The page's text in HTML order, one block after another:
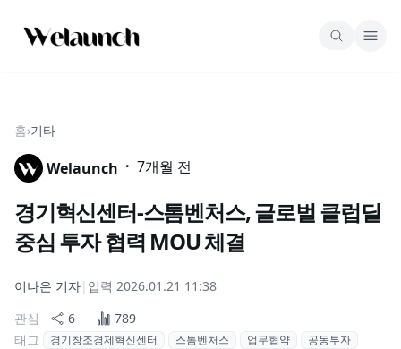
홈›기타
Welaunch · 7개월 전
경기혁신센터-스톰벤처스, 글로벌 클럽딜
중심 투자 협력 MOU 체결
이나은 기자| 입력 2026.01.21 11:38
관심
6
789
태그
경기창조경제혁신센터 스톰벤처스 업무협약 공동투자